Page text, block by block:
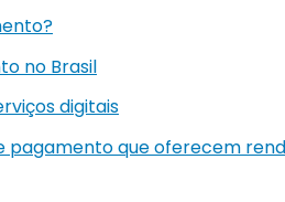
no Brasil
digitais
pagamento que oferecem